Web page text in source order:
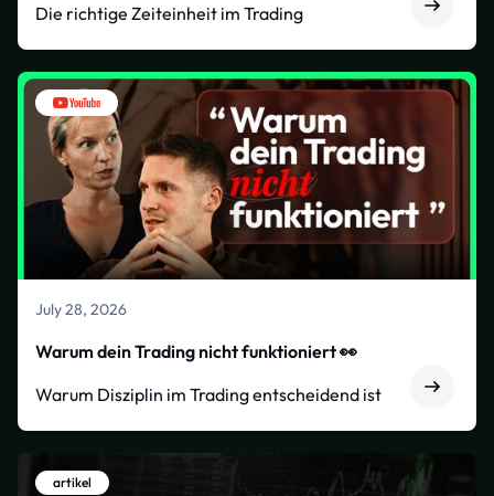
Die richtige Zeiteinheit im Trading
July 28, 2026
Warum dein Trading nicht funktioniert 👀
Warum Disziplin im Trading entscheidend ist
artikel